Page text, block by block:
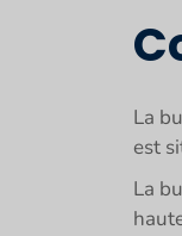
La
est
La